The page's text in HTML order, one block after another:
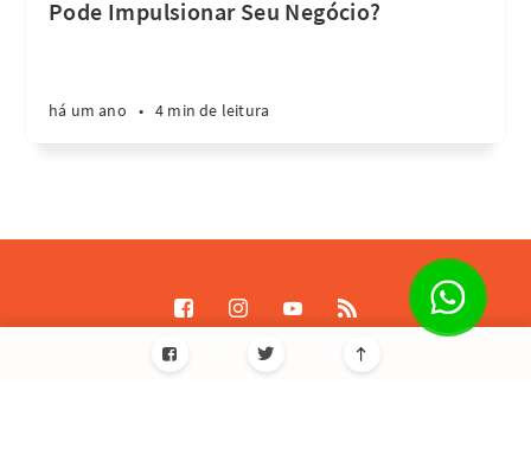
Pode Impulsionar Seu Negócio?
há um ano • 4 min de leitura
Destrave Escale © 2026